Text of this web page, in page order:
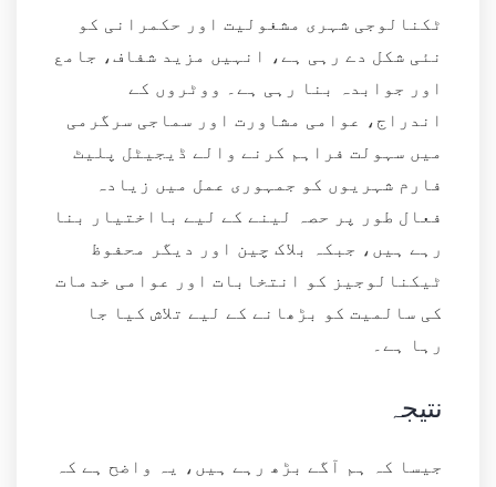
ٹکنالوجی شہری مشغولیت اور حکمرانی کو
نئی شکل دے رہی ہے، انہیں مزید شفاف، جامع
اور جوابدہ بنا رہی ہے۔ ووٹروں کے
اندراج، عوامی مشاورت اور سماجی سرگرمی
میں سہولت فراہم کرنے والے ڈیجیٹل پلیٹ
فارم شہریوں کو جمہوری عمل میں زیادہ
فعال طور پر حصہ لینے کے لیے بااختیار بنا
رہے ہیں، جبکہ بلاک چین اور دیگر محفوظ
ٹیکنالوجیز کو انتخابات اور عوامی خدمات
کی سالمیت کو بڑھانے کے لیے تلاش کیا جا
رہا ہے۔
نتیجہ
جیسا کہ ہم آگے بڑھ رہے ہیں، یہ واضح ہے کہ